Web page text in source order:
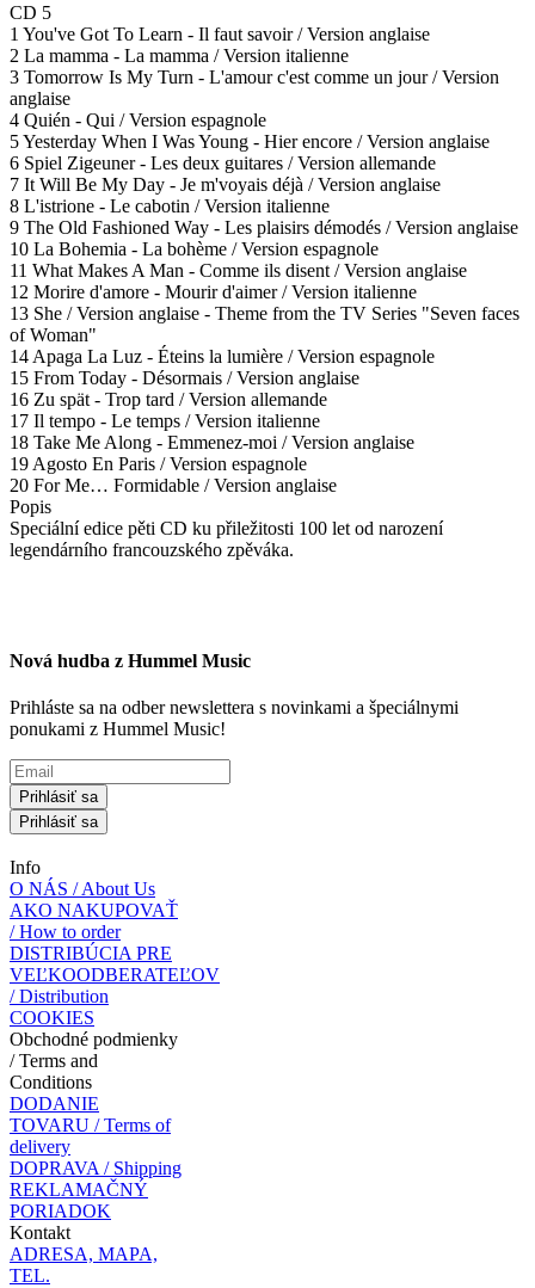
CD 5
1 You've Got To Learn - Il faut savoir / Version anglaise
2 La mamma - La mamma / Version italienne
3 Tomorrow Is My Turn - L'amour c'est comme un jour / Version
anglaise
4 Quién - Qui / Version espagnole
5 Yesterday When I Was Young - Hier encore / Version anglaise
6 Spiel Zigeuner - Les deux guitares / Version allemande
7 It Will Be My Day - Je m'voyais déjà / Version anglaise
8 L'istrione - Le cabotin / Version italienne
9 The Old Fashioned Way - Les plaisirs démodés / Version anglaise
10 La Bohemia - La bohème / Version espagnole
11 What Makes A Man - Comme ils disent / Version anglaise
12 Morire d'amore - Mourir d'aimer / Version italienne
13 She / Version anglaise - Theme from the TV Series "Seven faces
of Woman"
14 Apaga La Luz - Éteins la lumière / Version espagnole
15 From Today - Désormais / Version anglaise
16 Zu spät - Trop tard / Version allemande
17 Il tempo - Le temps / Version italienne
18 Take Me Along - Emmenez-moi / Version anglaise
19 Agosto En Paris / Version espagnole
20 For Me… Formidable / Version anglaise
Popis
Speciální edice pěti CD ku přiležitosti 100 let od narození
legendárního francouzského zpěváka.
Nová hudba z Hummel Music
Prihláste sa na odber newslettera s novinkami a špeciálnymi
ponukami z Hummel Music!
Prihlásiť sa
Prihlásiť sa
Info
O NÁS / About Us
AKO NAKUPOVAŤ
/ How to order
DISTRIBÚCIA PRE
VEĽKOODBERATEĽOV
/ Distribution
COOKIES
Obchodné podmienky
/ Terms and
Conditions
DODANIE
TOVARU / Terms of
delivery
DOPRAVA / Shipping
REKLAMAČNÝ
PORIADOK
Kontakt
ADRESA, MAPA,
TEL.